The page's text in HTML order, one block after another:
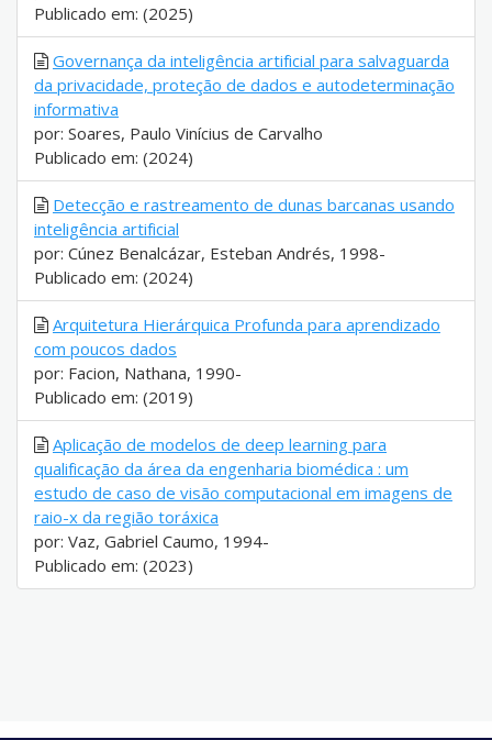
Publicado em: (2025)
Governança da inteligência artificial para salvaguarda
da privacidade, proteção de dados e autodeterminação
informativa
por: Soares, Paulo Vinícius de Carvalho
Publicado em: (2024)
Detecção e rastreamento de dunas barcanas usando
inteligência artificial
por: Cúnez Benalcázar, Esteban Andrés, 1998-
Publicado em: (2024)
Arquitetura Hierárquica Profunda para aprendizado
com poucos dados
por: Facion, Nathana, 1990-
Publicado em: (2019)
Aplicação de modelos de deep learning para
qualificação da área da engenharia biomédica : um
estudo de caso de visão computacional em imagens de
raio-x da região toráxica
por: Vaz, Gabriel Caumo, 1994-
Publicado em: (2023)